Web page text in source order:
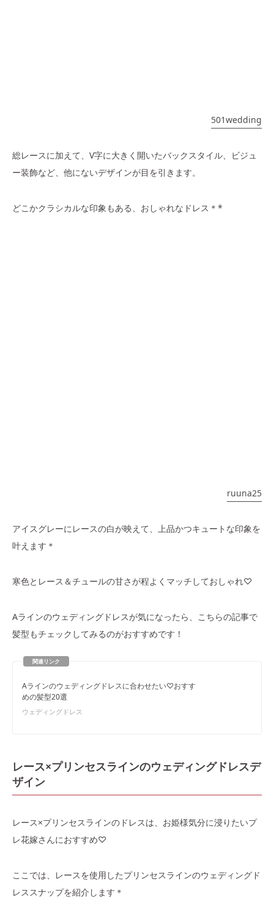
501wedding
総レースに加えて、V字に大きく開いたバックスタイル、ビジュ
ー装飾など、他にないデザインが目を引きます。
どこかクラシカルな印象もある、おしゃれなドレス＊*
ruuna25
アイスグレーにレースの白が映えて、上品かつキュートな印象を
叶えます＊
寒色とレース＆チュールの甘さが程よくマッチしておしゃれ♡
Aラインのウェディングドレスが気になったら、こちらの記事で
髪型もチェックしてみるのがおすすめです！
Aラインのウェディングドレスに合わせたい♡おすす
めの髪型20選
ウェディングドレス
レース×プリンセスラインのウェディングドレスデ
ザイン
レース×プリンセスラインのドレスは、お姫様気分に浸りたいプ
レ花嫁さんにおすすめ♡
ここでは、レースを使用したプリンセスラインのウェディングド
レススナップを紹介します＊